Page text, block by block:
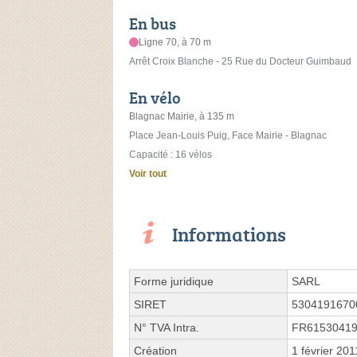
En bus
Ligne 70, à 70 m
Arrêt Croix Blanche - 25 Rue du Docteur Guimbaud
En vélo
Blagnac Mairie, à 135 m
Place Jean-Louis Puig, Face Mairie - Blagnac
Capacité : 16 vélos
Voir tout
Informations
Forme juridique
SARL
SIRET
N° TVA Intra.
Création
1 février